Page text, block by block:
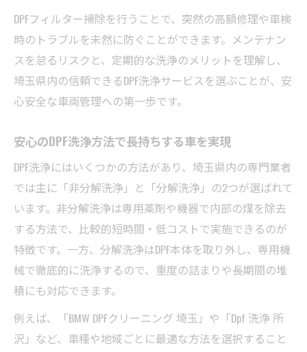
専門業者に依頼するDPF洗浄の魅力とは
DPF洗浄を専門業者に任せる安心の理由
専門業者のDPF洗浄技術とサービス内容
DPF洗浄業者選びで重視すべきポイント
保証やアフターサービス付きDPF洗浄の魅力
DPFマフラー洗浄で性能維持を目指すには
DPFマフラー洗浄で車両性能を保つ方法
定期的なDPFマフラー洗浄の重要性
DPF洗浄が車の寿命延長に貢献する理由
マフラー洗浄でトラブル予防と安全運転
DPF洗浄とマフラー管理のベストな流れ
DPFフィルター掃除を行うことで、突然の高額修理や車検
時のトラブルを未然に防ぐことができます。メンテナン
スを怠るリスクと、定期的な洗浄のメリットを理解し、
埼玉県内の信頼できるDPF洗浄サービスを選ぶことが、安
心安全な車両管理への第一歩です。
安心のDPF洗浄方法で長持ちする車を実現
DPF洗浄にはいくつかの方法があり、埼玉県内の専門業者
では主に「非分解洗浄」と「分解洗浄」の2つが選ばれて
います。非分解洗浄は専用薬剤や機器で内部の煤を除去
する方法で、比較的短時間・低コストで実施できるのが
特徴です。一方、分解洗浄はDPF本体を取り外し、専用機
械で徹底的に洗浄するので、重度の詰まりや長期間の堆
積にも対応できます。
例えば、「BMW DPFクリーニング 埼玉」や「Dpf 洗浄 所
沢」など、車種や地域ごとに最適な方法を選択すること